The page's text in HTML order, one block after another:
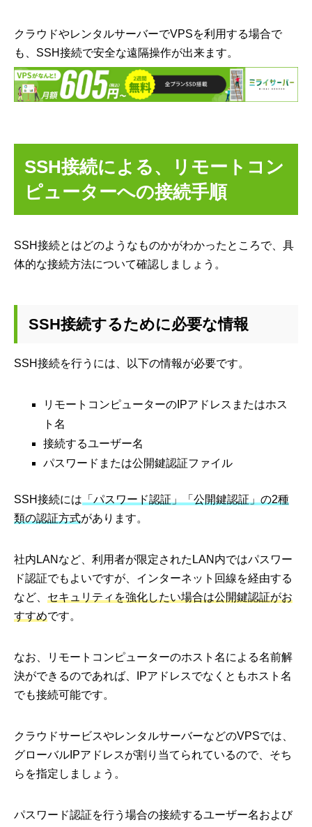
クラウドやレンタルサーバーでVPSを利用する場合で
も、SSH接続で安全な遠隔操作が出来ます。
SSH接続による、リモートコン
ピューターへの接続手順
SSH接続とはどのようなものかがわかったところで、具
体的な接続方法について確認しましょう。
SSH接続するために必要な情報
SSH接続を行うには、以下の情報が必要です。
リモートコンピューターのIPアドレスまたはホス
ト名
接続するユーザー名
パスワードまたは公開鍵認証ファイル
SSH接続には「パスワード認証」「公開鍵認証」の2種
類の認証方式があります。
社内LANなど、利用者が限定されたLAN内ではパスワー
ド認証でもよいですが、インターネット回線を経由する
など、 セキュリティを強化したい場合は公開鍵認証がお
すすめです。
なお、リモートコンピューターのホスト名による名前解
決ができるのであれば、IPアドレスでなくともホスト名
でも接続可能です。
クラウドサービスやレンタルサーバーなどのVPSでは、
グローバルIPアドレスが割り当てられているので、そち
らを指定しましょう。
パスワード認証を行う場合の接続するユーザー名および